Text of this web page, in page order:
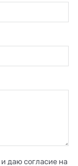
и даю согласие на